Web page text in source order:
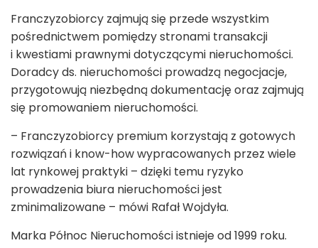
Franczyzobiorcy zajmują się przede wszystkim
pośrednictwem pomiędzy stronami transakcji
i kwestiami prawnymi dotyczącymi nieruchomości.
Doradcy ds. nieruchomości prowadzą negocjacje,
przygotowują niezbędną dokumentację oraz zajmują
się promowaniem nieruchomości.
– Franczyzobiorcy premium korzystają z gotowych
rozwiązań i know-how wypracowanych przez wiele
lat rynkowej praktyki – dzięki temu ryzyko
prowadzenia biura nieruchomości jest
zminimalizowane – mówi Rafał Wojdyła.
Marka Północ Nieruchomości istnieje od 1999 roku.